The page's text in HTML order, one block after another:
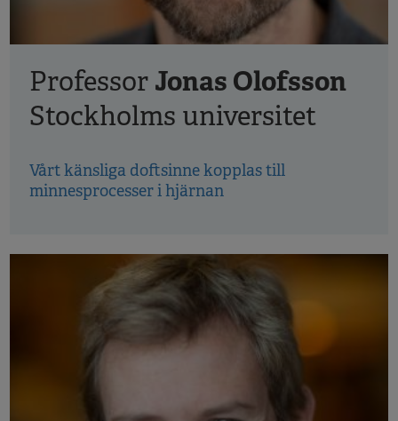
Professor Jonas Olofsson
Stockholms universitet
Vårt känsliga doftsinne kopplas till
minnesprocesser i hjärnan